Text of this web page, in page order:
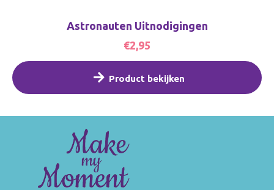
Astronauten Uitnodigingen
€2,95
Product bekijken